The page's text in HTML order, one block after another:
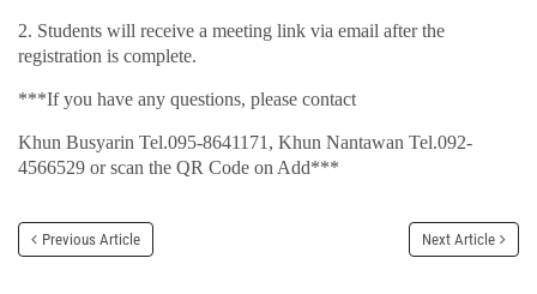
2. Students will receive a meeting link via email after the
registration is complete.
***If you have any questions, please contact
Khun Busyarin Tel.095-8641171, Khun Nantawan Tel.092-
4566529 or scan the QR Code on Add***
Previous Article Next Article